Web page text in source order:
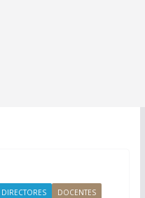
DIRECTORES
DOCENTES